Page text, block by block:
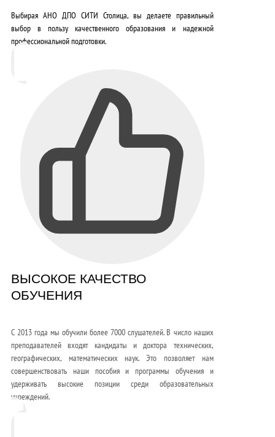
Выбирая АНО ДПО СИТИ Столица, вы делаете правильный
выбор в пользу качественного образования и надежной
профессиональной подготовки.
ВЫСОКОЕ КАЧЕСТВО
ОБУЧЕНИЯ
С 2013 года мы обучили более 7000 слушателей. В число наших
преподавателей входят кандидаты и доктора технических,
географических, математических наук. Это позволяет нам
совершенствовать наши пособия и программы обучения и
удерживать высокие позиции среди образовательных
учреждений.